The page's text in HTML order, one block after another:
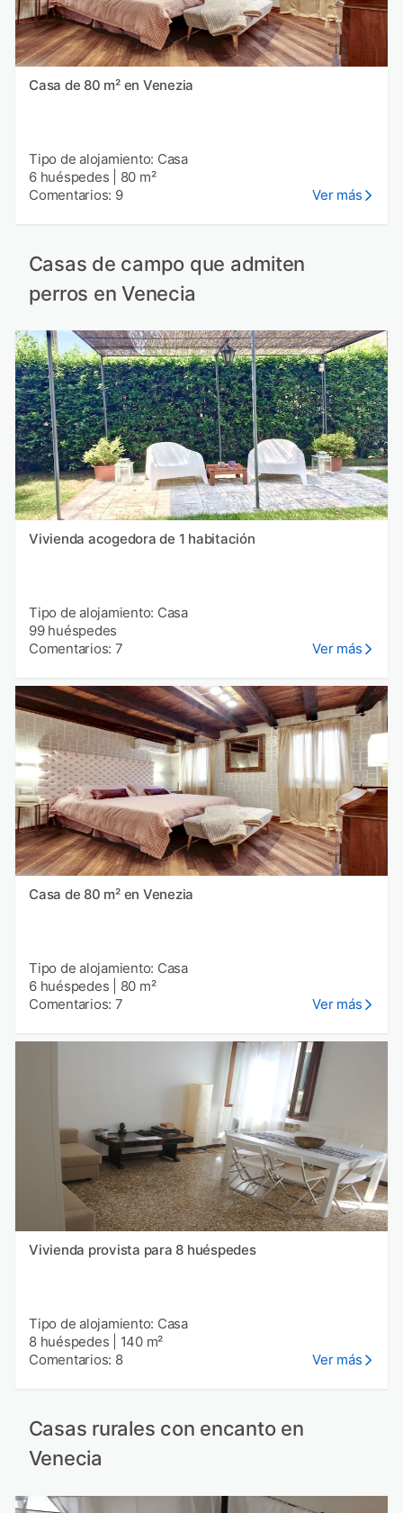
Casa de 80 m² en Venezia
Tipo de alojamiento: Casa
6 huéspedes
80 m²
Comentarios: 9
Ver más
Casas de campo que admiten
perros en Venecia
Vivienda acogedora de 1 habitación
Tipo de alojamiento: Casa
99 huéspedes
Comentarios: 7
Ver más
Casa de 80 m² en Venezia
Tipo de alojamiento: Casa
6 huéspedes
80 m²
Comentarios: 7
Ver más
Vivienda provista para 8 huéspedes
Tipo de alojamiento: Casa
8 huéspedes
140 m²
Comentarios: 8
Ver más
Casas rurales con encanto en
Venecia